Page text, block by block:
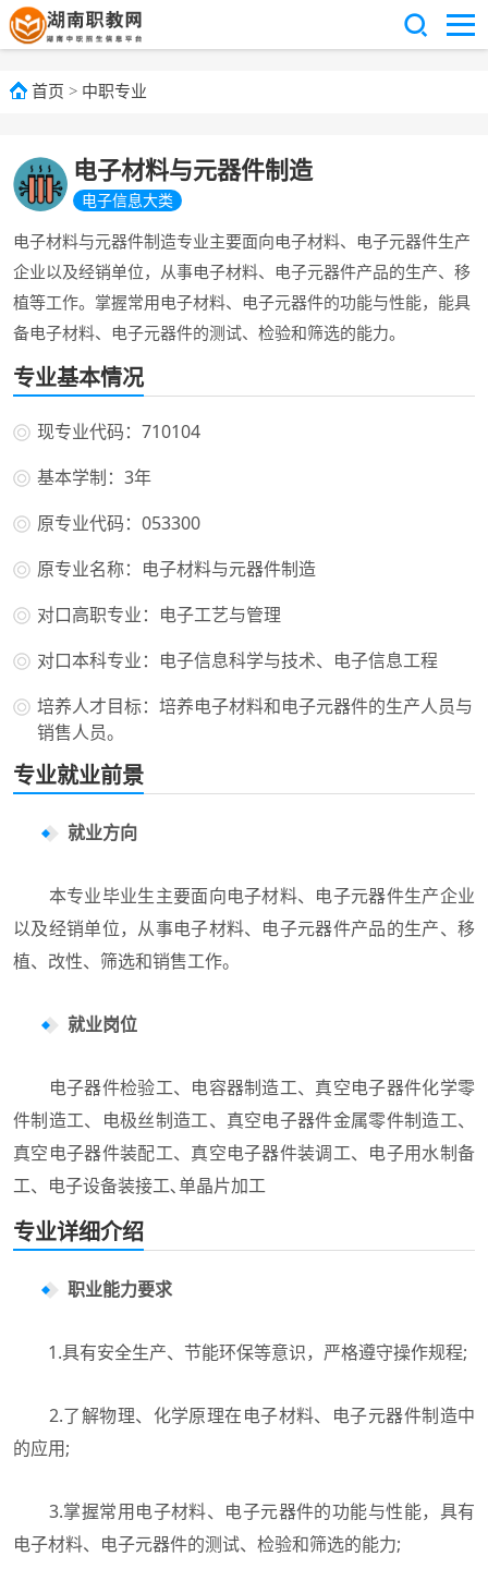
首页 > 中职专业
电子材料与元器件制造
电子信息大类
电子材料与元器件制造专业主要面向电子材料、电子元器件生产
企业以及经销单位，从事电子材料、电子元器件产品的生产、移
植等工作。掌握常用电子材料、电子元器件的功能与性能，能具
备电子材料、电子元器件的测试、检验和筛选的能力。
专业基本情况
现专业代码：710104
基本学制：3年
原专业代码：053300
原专业名称：电子材料与元器件制造
对口高职专业：电子工艺与管理
对口本科专业：电子信息科学与技术、电子信息工程
培养人才目标：培养电子材料和电子元器件的生产人员与
销售人员。
专业就业前景
就业方向
本专业毕业生主要面向电子材料、电子元器件生产企业
以及经销单位，从事电子材料、电子元器件产品的生产、移
植、改性、筛选和销售工作。
就业岗位
电子器件检验工、电容器制造工、真空电子器件化学零
件制造工、电极丝制造工、真空电子器件金属零件制造工、
真空电子器件装配工、真空电子器件装调工、电子用水制备
工、电子设备装接工､单晶片加工
专业详细介绍
职业能力要求
1.具有安全生产、节能环保等意识，严格遵守操作规程;
2.了解物理、化学原理在电子材料、电子元器件制造中
的应用;
3.掌握常用电子材料、电子元器件的功能与性能，具有
电子材料、电子元器件的测试、检验和筛选的能力;